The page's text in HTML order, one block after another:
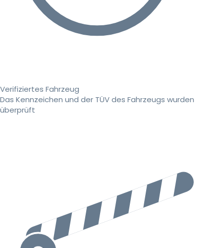
Verifiziertes Fahrzeug
Das Kennzeichen und der TÜV des Fahrzeugs wurden
überprüft